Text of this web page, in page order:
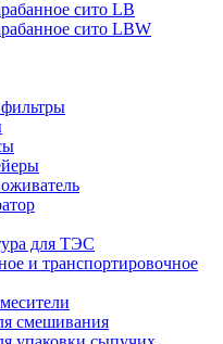
сито LB
сито LBW
для ТЭС
и транспортировочное
смешивания